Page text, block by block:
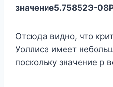
значение5.75852Э-08
Отсюда видно, что
Уоллиса имеет
поскольку значение p